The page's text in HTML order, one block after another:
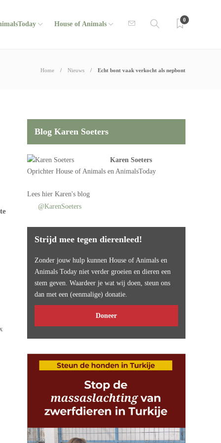
House of Animals
0
Home Nieuws Echt bont vaak verkocht als nepbont
Blog Karen Soeters
Karen Soeters
OprichterHouse of Animals en AnimalsToday
Leeshier Karen's blog
@KarenSoeters
Strijd mee tegen dierenleed!
Zonder jouw hulp kunnen House of Animals en
Animals Today niet verder groeien en dieren een
stem geven. Waardeer je wat wij doen, steun ons
dan met een (eenmalige) donatie.
Doneer